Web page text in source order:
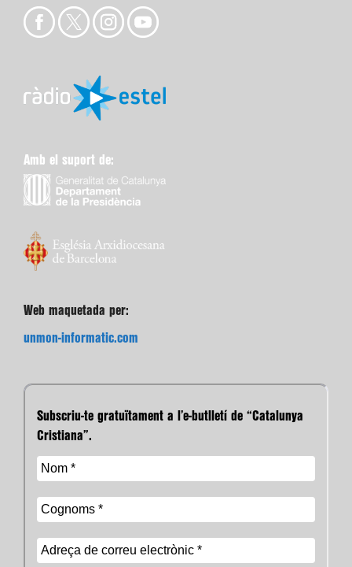
Amb el suport de:
Web maquetada per:
unmon-informatic.com
Subscriu-te gratuïtament a l’e-butlletí de “Catalunya
Cristiana”.